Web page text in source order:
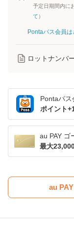
予定日期間内に
て ）
Pontaパス会員
ロットナンバ
Pontaパス
ポイント+
au PAY ゴ
最大
au